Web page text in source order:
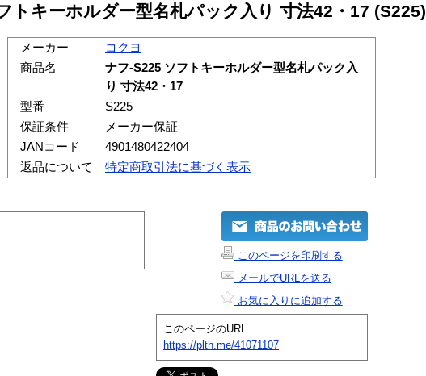
トキーホルダー型名札パック入り 寸法42・17 (S225)
メーカー
コクヨ
商品名
ナフ-S225 ソフトキーホルダー型名札パック入
り 寸法42・17
型番
S225
保証条件
メーカー保証
JANコード
4901480422404
返品について
特定商取引法に基づく表示
このページを印刷する
メールでURLを送る
お気に入りに追加する
このページのURL
https://plth.me/41071107